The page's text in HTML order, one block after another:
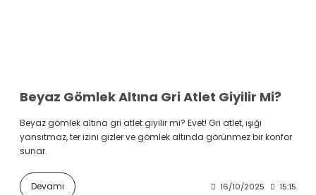
Beyaz Gömlek Altına Gri Atlet Giyilir Mi?
Beyaz gömlek altına gri atlet giyilir mi? Evet! Gri atlet, ışığı
yansıtmaz, ter izini gizler ve gömlek altında görünmez bir konfor
sunar.
Devamı 16/10/2025 15:15